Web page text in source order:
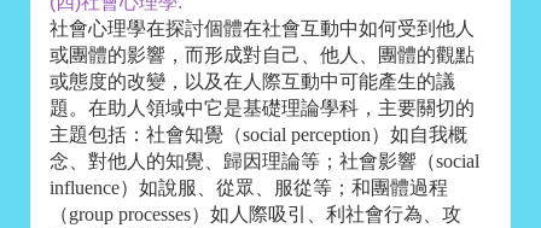
社會心理學在探討個體在社會互動中如何受到他人
或團體的影響，而形成對自己、他人、團體的觀點
或態度的改變，以及在人際互動中可能產生的議
題。在助人領域中它是基礎理論學科，主要關切的
主題包括：社會知覺（social perception）如自我概
念、對他人的知覺、歸因理論等；社會影響（social
influence）如說服、從眾、服從等；和團體過程
（group processes）如人際吸引、利社會行為、攻